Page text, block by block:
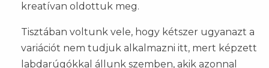
kreatívan oldottuk meg.
Tisztában voltunk vele, hogy kétszer ugyanazt a
variációt nem tudjuk alkalmazni itt, mert képzett
labdarúgókkal állunk szemben, akik azonnal